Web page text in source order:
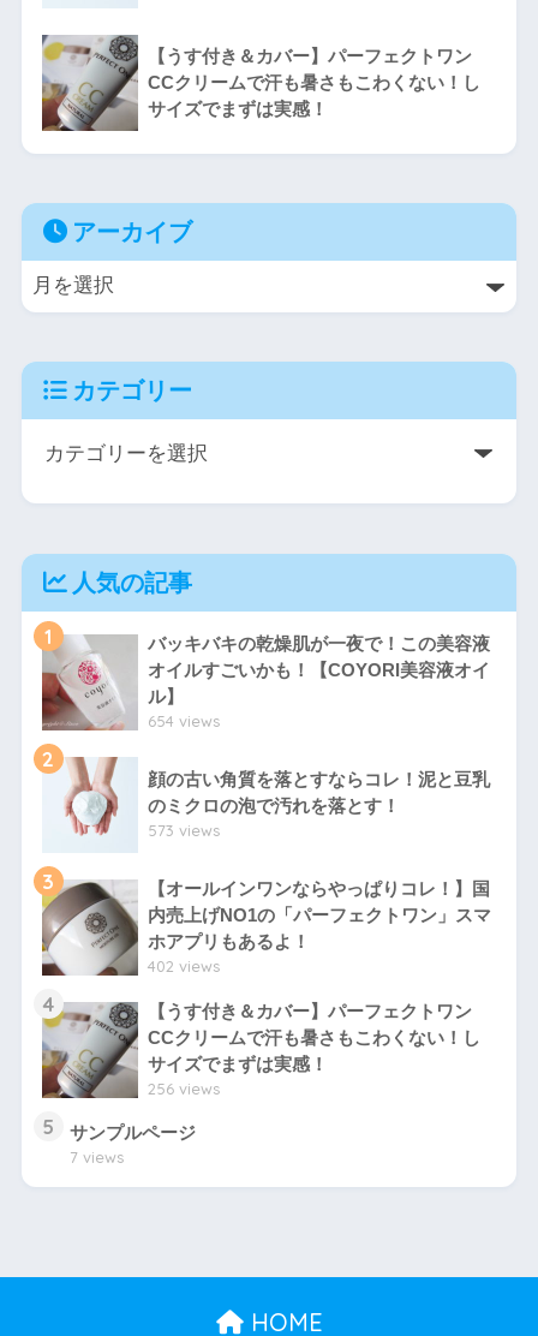
【うす付き＆カバー】パーフェクトワン
CCクリームで汗も暑さもこわくない！し
サイズでまずは実感！
アーカイブ
カテゴリー
人気の記事
1
バッキバキの乾燥肌が一夜で！この美容液
オイルすごいかも！【COYORI美容液オイ
ル】
654 views
2
顔の古い角質を落とすならコレ！泥と豆乳
のミクロの泡で汚れを落とす！
573 views
3
【オールインワンならやっぱりコレ！】国
内売上げNO1の「パーフェクトワン」スマ
ホアプリもあるよ！
402 views
4
【うす付き＆カバー】パーフェクトワン
CCクリームで汗も暑さもこわくない！し
サイズでまずは実感！
256 views
5 サンプルページ
7 views
HOME